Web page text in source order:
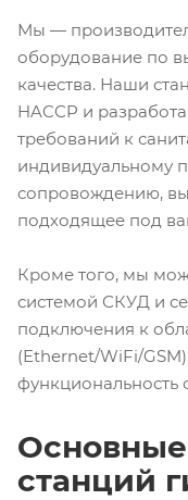
Мы —
оборудование по
качества. Наши
HACCP и
требований к
индивидуальному
сопровождению,
подходящее под
Кроме того, мы
системой СКУД и
подключения к
(Ethernet/WiFi/
функциональность
станций